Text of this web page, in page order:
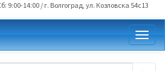
9:00-14:00 / г. Волгоград, ул. Козловска 54с13